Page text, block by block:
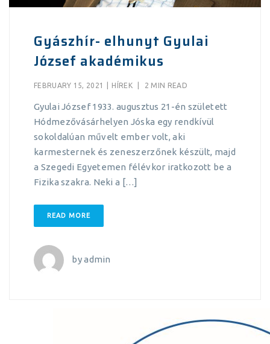
Gyászhír- elhunyt Gyulai
József akadémikus
FEBRUARY 15, 2021 HÍREK 2 MIN READ
Gyulai József 1933. augusztus 21-én született
Hódmezővásárhelyen Jóska egy rendkívül
sokoldalúan művelt ember volt, aki
karmesternek és zeneszerzőnek készült, majd
a Szegedi Egyetemen félévkor iratkozott be a
Fizika szakra. Neki a […]
READ MORE
byadmin